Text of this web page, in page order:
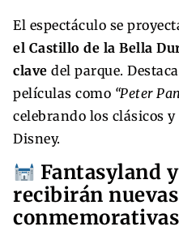
El espectáculo se
el Castillo de la Bella
clave del parque.
películas como “Peter
celebrando los clásicos
Disney.
Fantasyland
recibirán
conmemorativas